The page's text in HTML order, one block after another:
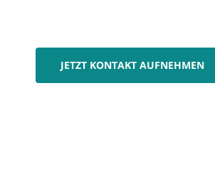
JETZT KONTAKT AUFNEHMEN